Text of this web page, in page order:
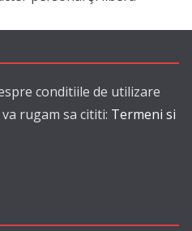
conditiile de utilizare
rugam sa cititi: Termeni si